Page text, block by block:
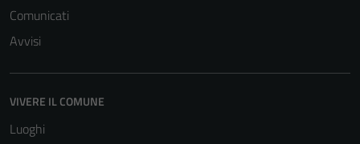
Comunicati
Avvisi
VIVERE IL COMUNE
Luoghi